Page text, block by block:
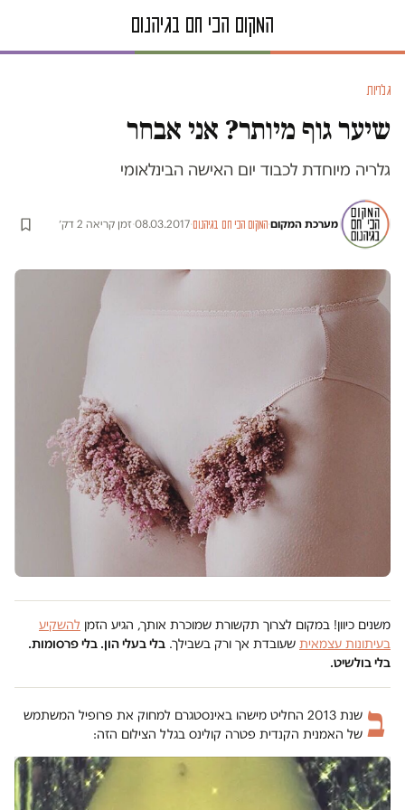
גלריות
שיער גוף מיותר? אני אבחר
גלריה מיוחדת לכבוד יום האישה הבינלאומי
מערכת המקום·המקום הכי חם בגיהנום·
08.03.2017
·זמן קריאה 2 דק׳
משנים כיוון! במקום לצרוך תקשורת שמוכרת אותך, הגיע הזמן להשקיע
בעיתונות עצמאית שעובדת אך ורק בשבילך. בלי בעלי הון. בלי פרסומות.
בלי בולשיט.
ב
שנת 2013 החליט מישהו באינסטגרם למחוק את פרופיל המשתמש
של האמנית הקנדית פטרה קולינס בגלל הצילום הזה: